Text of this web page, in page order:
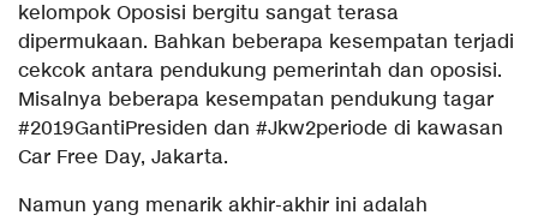
kelompok Oposisi bergitu sangat terasa
dipermukaan. Bahkan beberapa kesempatan terjadi
cekcok antara pendukung pemerintah dan oposisi.
Misalnya beberapa kesempatan pendukung tagar
#2019GantiPresiden dan #Jkw2periode di kawasan
Car Free Day, Jakarta.
Namun yang menarik akhir-akhir ini adalah